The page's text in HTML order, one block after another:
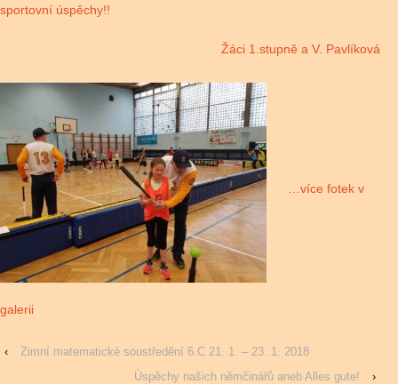
sportovní úspěchy!!
Žáci 1.stupně a V. Pavlíková
…více fotek v
galerii
‹
Zimní matematické soustředění 6.C 21. 1. – 23. 1. 2018
Úspěchy našich němčinářů aneb Alles gute!
›